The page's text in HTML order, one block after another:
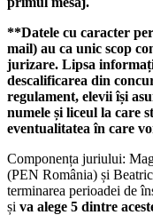
**Datele cu caracter
mail) au ca unic scop
jurizare. Lipsa
descalificarea din
regulament, elevii își
numele și liceul la care
eventualitatea în care
Componența juriului:
(PEN România) și
terminarea perioadei de
și va alege 5 dintre